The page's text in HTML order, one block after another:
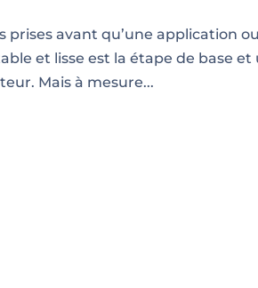
prises avant qu’une application ou
et lisse est la étape de base et
Mais à mesure...